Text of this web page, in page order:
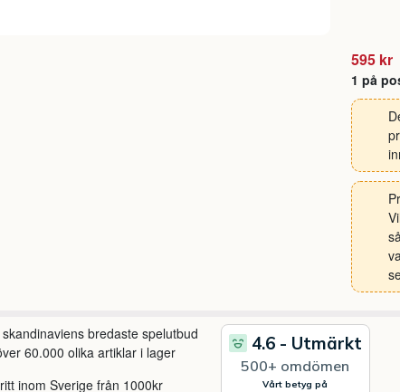
595 kr
1 på
skandinaviens bredaste spelutbud
60.000 olika artiklar i lager
inom Sverige från 1000kr